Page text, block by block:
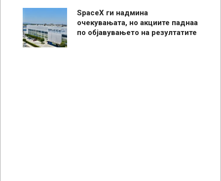
SpaceX ги надмина
очекувањата, но акциите паднаа
по објавувањето на резултатите